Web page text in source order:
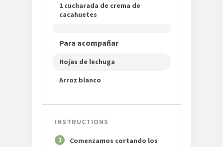
1 cucharada de crema de
cacahuetes
Para acompañar
Hojas de lechuga
Arroz blanco
INSTRUCTIONS
1
Comenzamos cortando los